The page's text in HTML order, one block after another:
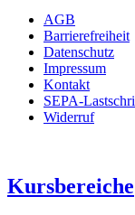
AGB
Barrierefreiheit
Datenschutz
Impressum
Kontakt
SEPA-
Widerruf
Kursbereiche